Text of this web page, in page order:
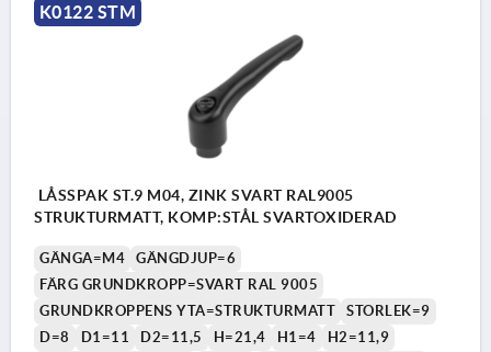
K0122 STM
LÅSSPAK ST.9 M04, ZINK SVART RAL9005
STRUKTURMATT, KOMP:STÅL SVARTOXIDERAD
GÄNGA=M4
GÄNGDJUP=6
FÄRG GRUNDKROPP=SVART RAL 9005
GRUNDKROPPENS YTA=STRUKTURMATT
STORLEK=9
D=8
D1=11 D2=11,5 H=21,4 H1=4
H2=11,9